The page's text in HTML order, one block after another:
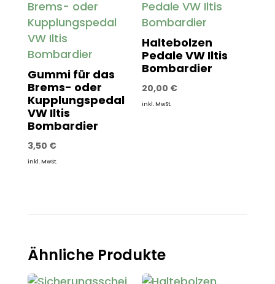
Gummi für das
Brems- oder
Kupplungspedal
VW Iltis
Bombardier
3,50 €
inkl. MwSt.
Haltebolzen
Pedale VW Iltis
Bombardier
20,00 €
inkl. MwSt.
Ähnliche Produkte